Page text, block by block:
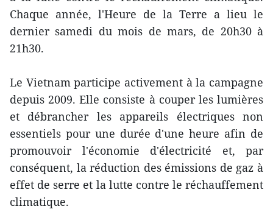
Chaque année, l'Heure de la Terre a lieu le
dernier samedi du mois de mars, de 20h30 à
21h30.
Le Vietnam participe activement à la campagne
depuis 2009. Elle consiste à couper les lumières
et débrancher les appareils électriques non
essentiels pour une durée d'une heure afin de
promouvoir l'économie d'électricité et, par
conséquent, la réduction des émissions de gaz à
effet de serre et la lutte contre le réchauffement
climatique.